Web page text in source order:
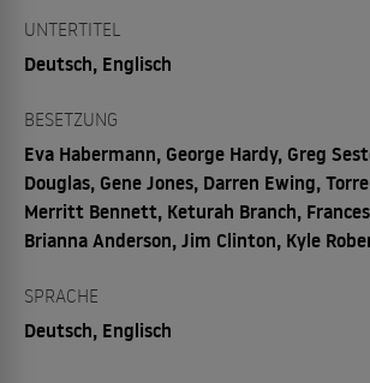
UNTERTITEL
Deutsch, Englisch
BESETZUNG
Eva Habermann, George Hardy, Greg
Douglas, Gene Jones, Darren Ewing,
Merritt Bennett, Keturah Branch,
Brianna Anderson, Jim Clinton, Kyle
SPRACHE
Deutsch, Englisch